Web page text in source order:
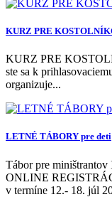
KURZ PRE
KURZ PRE
ste sa k
organizuje...
LETNÉ TÁBORY pre deti
Tábor pre
ONLINE
v termíne 12.- 18. júl